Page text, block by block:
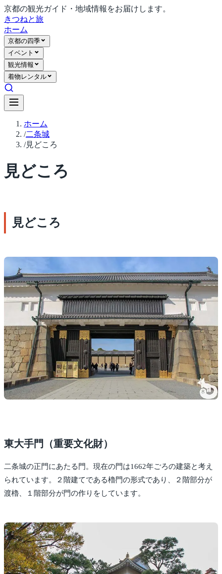
京都の観光ガイド・地域情報をお届けします。
きつねと旅
ホーム
京都の四季
イベント
観光情報
着物レンタル
ホーム
/二条城
/見どころ
見どころ
見どころ
東大手門（重要文化財）
二条城の正門にあたる門。現在の門は1662年ごろの建築と考え
られています。２階建てである櫓門の形式であり、２階部分が
渡櫓、１階部分が門の作りをしています。